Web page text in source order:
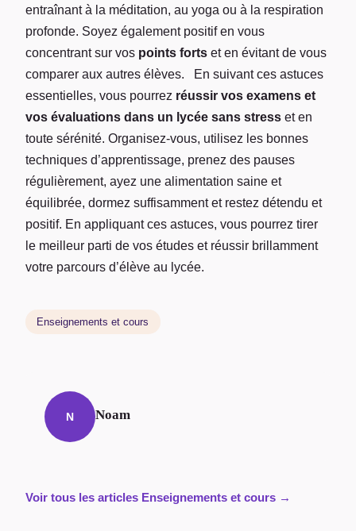
entraînant à la méditation, au yoga ou à la respiration
profonde. Soyez également positif en vous
concentrant sur vos points forts et en évitant de vous
comparer aux autres élèves. En suivant ces astuces
essentielles, vous pourrez réussir vos examens et
vos évaluations dans un lycée sans stress et en
toute sérénité. Organisez-vous, utilisez les bonnes
techniques d’apprentissage, prenez des pauses
régulièrement, ayez une alimentation saine et
équilibrée, dormez suffisamment et restez détendu et
positif. En appliquant ces astuces, vous pourrez tirer
le meilleur parti de vos études et réussir brillamment
votre parcours d’élève au lycée.
Enseignements et cours
N Noam
Voir tous les articles Enseignements et cours →